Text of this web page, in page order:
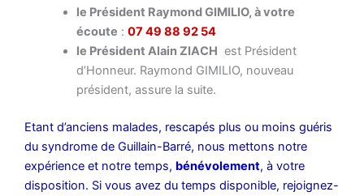
le Président Raymond GIMILIO, à votre
écoute : 07 49 88 92 54
le Président Alain ZIACH est Président
d’Honneur. Raymond GIMILIO, nouveau
président, assure la suite.
Etant d’anciens malades, rescapés plus ou moins guéris
du syndrome de Guillain-Barré, nous mettons notre
expérience et notre temps, bénévolement, à votre
disposition. Si vous avez du temps disponible, rejoignez-